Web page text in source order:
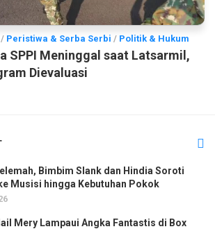
/ Peristiwa & Serba Serbi / Politik & Hukum
SPPI Meninggal saat Latsarmil,
Dievaluasi
Bimbim Slank dan Hindia Soroti
Musisi hingga Kebutuhan Pokok
Mery Lampaui Angka Fantastis di Box